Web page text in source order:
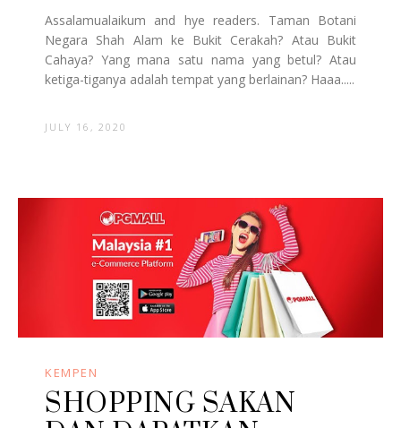
Assalamualaikum and hye readers. Taman Botani
Negara Shah Alam ke Bukit Cerakah? Atau Bukit
Cahaya? Yang mana satu nama yang betul? Atau
ketiga-tiganya adalah tempat yang berlainan? Haaa.....
JULY 16, 2020
KEMPEN
SHOPPING SAKAN